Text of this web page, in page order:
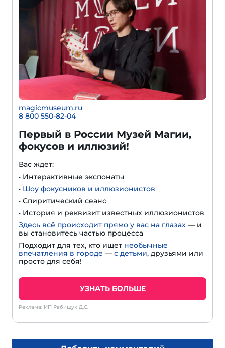
magicmuseum.ru
8 800 550-82-04
Первый в России Музей Магии,
фокусов и иллюзий!
Вас ждёт:
• Интерактивные экспонаты
• Шоу фокусников и иллюзионистов
• Спиритический сеанс
• История и реквизит известных иллюзионистов
Здесь всё происходит прямо у вас на глазах — и
вы становитесь частью процесса
Подходит для тех, кто ищет необычные
впечатления в городе — с детьми, друзьями или
просто для себя!
УЗНАТЬ БОЛЬШЕ
Реклама: ИП Рабищук Д.С.